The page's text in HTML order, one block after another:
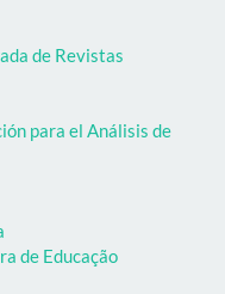
de Revistas
para el Análisis de
de Educação